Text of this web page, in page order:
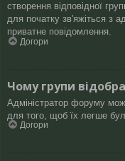
створення відповідної
для початку зв'яжіться з
приватне повідомлення.
Догори
Чому групи
Адміністратор форуму
для того, щоб їх легше
Догори